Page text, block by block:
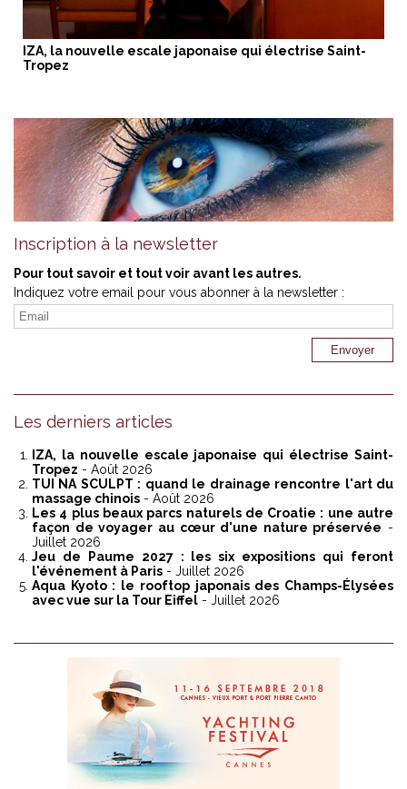
IZA, la nouvelle escale japonaise qui électrise Saint-
Tropez
Inscription à la newsletter
Pour tout savoir et tout voir avant les autres.
Indiquez votre email pour vous abonner à la newsletter :
Les derniers articles
IZA, la nouvelle escale japonaise qui électrise Saint-
Tropez - Août 2026
TUI NA SCULPT : quand le drainage rencontre l'art du
massage chinois - Août 2026
Les 4 plus beaux parcs naturels de Croatie : une autre
façon de voyager au cœur d'une nature préservée -
Juillet 2026
Jeu de Paume 2027 : les six expositions qui feront
l'événement à Paris - Juillet 2026
Aqua Kyoto : le rooftop japonais des Champs-Élysées
avec vue sur la Tour Eiffel - Juillet 2026